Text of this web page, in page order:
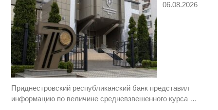
06.08.2026
Приднестровский республиканский банк представил
информацию по величине средневзвешенного курса …
i
Этот танец невесты оставит вас